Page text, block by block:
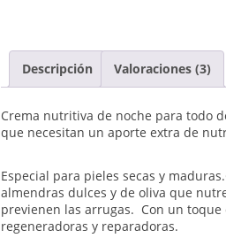
Descripción Valoraciones (3)
Crema nutritiva de noche para todo
que necesitan un aporte extra de
Especial para pieles secas y
almendras dulces y de oliva que
previenen las arrugas. Con un
regeneradoras y reparadoras.